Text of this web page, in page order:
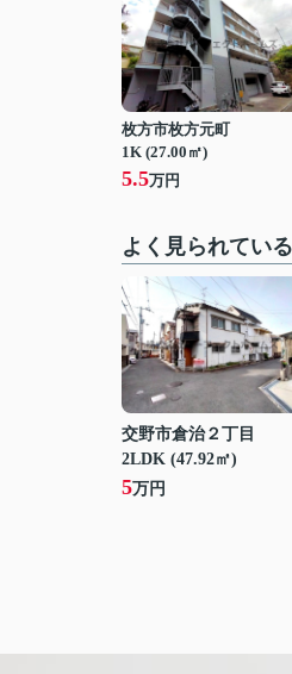
枚方市枚方元町
1K (27.00㎡)
5.5万円
よく見られてい
交野市倉治２丁目
2LDK (47.92㎡)
5万円